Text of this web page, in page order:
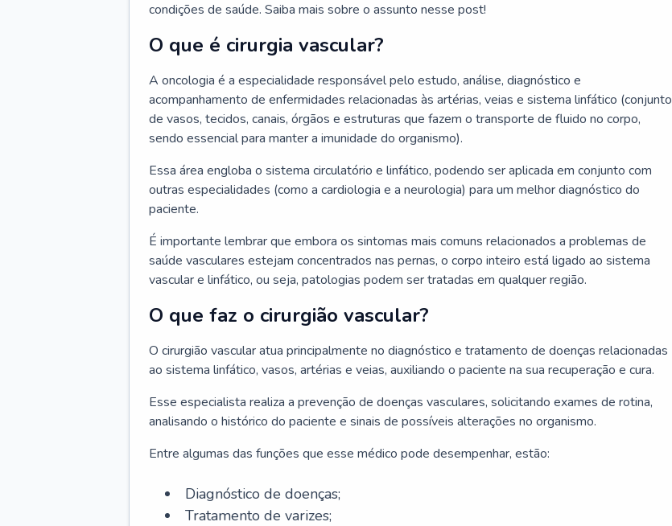
condições de saúde. Saiba mais sobre o assunto nesse post!
O que é cirurgia vascular?
A oncologia é a especialidade responsável pelo estudo, análise, diagnóstico e
acompanhamento de enfermidades relacionadas às artérias, veias e sistema linfático (conjunto
de vasos, tecidos, canais, órgãos e estruturas que fazem o transporte de fluido no corpo,
sendo essencial para manter a imunidade do organismo).
Essa área engloba o sistema circulatório e linfático, podendo ser aplicada em conjunto com
outras especialidades (como a cardiologia e a neurologia) para um melhor diagnóstico do
paciente.
É importante lembrar que embora os sintomas mais comuns relacionados a problemas de
saúde vasculares estejam concentrados nas pernas, o corpo inteiro está ligado ao sistema
vascular e linfático, ou seja, patologias podem ser tratadas em qualquer região.
O que faz o cirurgião vascular?
O cirurgião vascular atua principalmente no diagnóstico e tratamento de doenças relacionadas
ao sistema linfático, vasos, artérias e veias, auxiliando o paciente na sua recuperação e cura.
Esse especialista realiza a prevenção de doenças vasculares, solicitando exames de rotina,
analisando o histórico do paciente e sinais de possíveis alterações no organismo.
Entre algumas das funções que esse médico pode desempenhar, estão:
Diagnóstico de doenças;
Tratamento de varizes;